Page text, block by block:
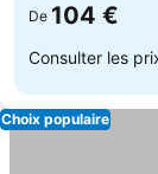
De 104 €
Consulter les
Choix populaire